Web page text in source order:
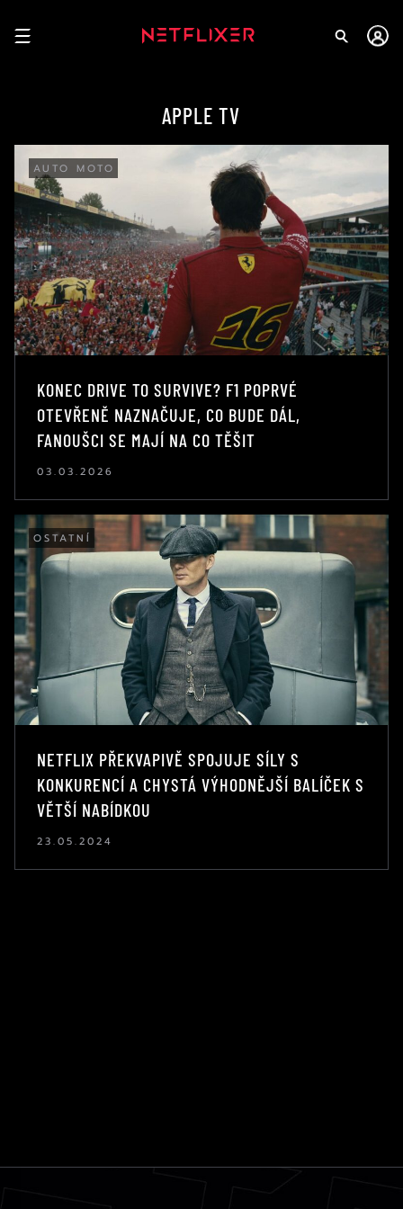
APPLE TV
AUTO MOTO
KONEC DRIVE TO SURVIVE? F1 POPRVÉ
OTEVŘENĚ NAZNAČUJE, CO BUDE DÁL,
FANOUŠCI SE MAJÍ NA CO TĚŠIT
03.03.2026
OSTATNÍ
NETFLIX PŘEKVAPIVĚ SPOJUJE SÍLY S
KONKURENCÍ A CHYSTÁ VÝHODNĚJŠÍ BALÍČEK S
VĚTŠÍ NABÍDKOU
23.05.2024